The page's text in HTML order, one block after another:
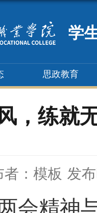
学
思政教育
，练就
者：模板 发
会精神